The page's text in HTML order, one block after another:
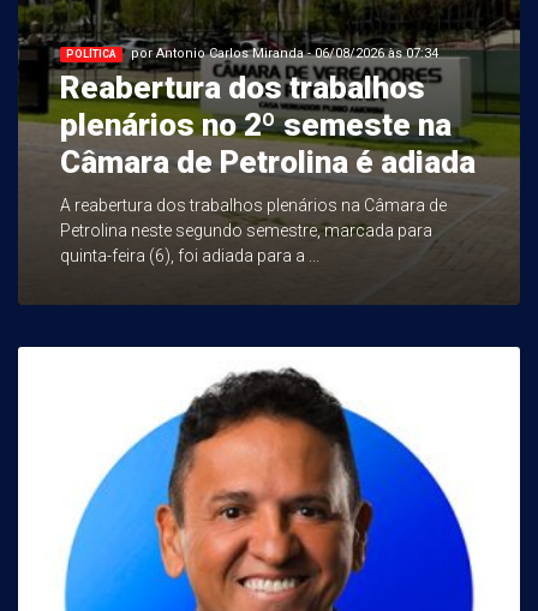
POLÍTICA por Antonio Carlos Miranda - 06/08/2026 às 07:34
Reabertura dos trabalhos
plenários no 2º semeste na
Câmara de Petrolina é adiada
A reabertura dos trabalhos plenários na Câmara de
Petrolina neste segundo semestre, marcada para
quinta-feira (6), foi adiada para a ...